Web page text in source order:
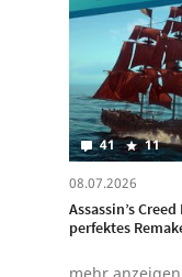
41 11
08.07.2026
Assassin’s
perfektes